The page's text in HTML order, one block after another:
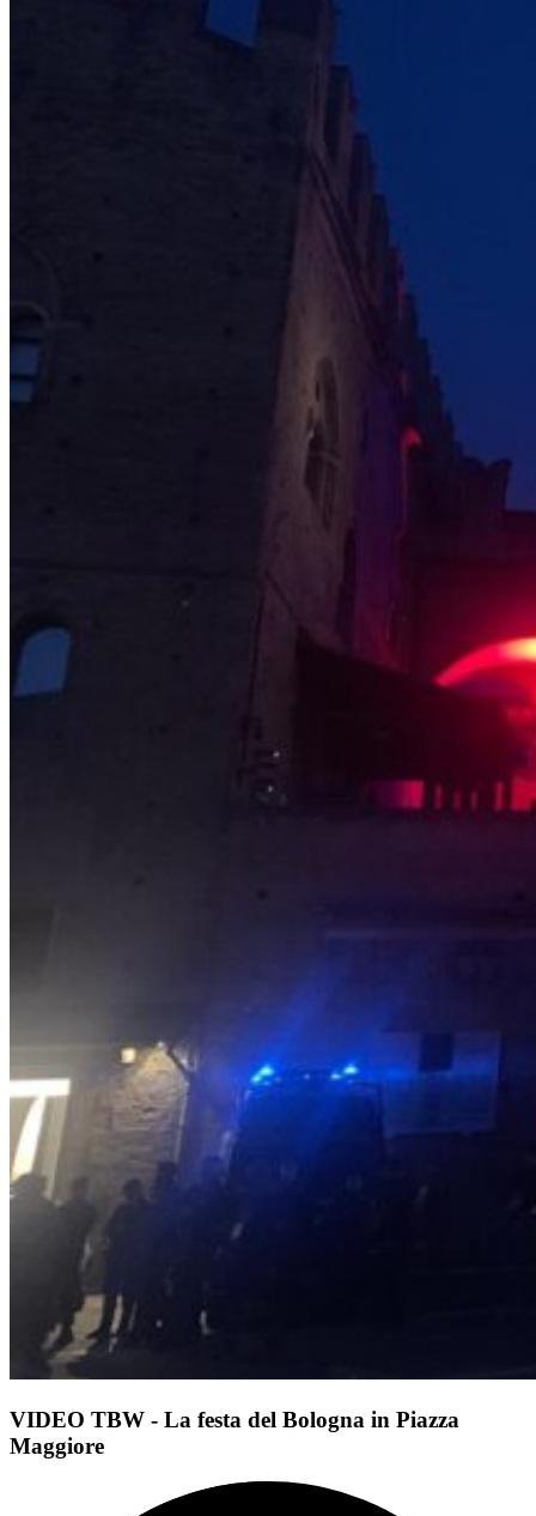
VIDEO TBW - La festa del Bologna in Piazza
Maggiore